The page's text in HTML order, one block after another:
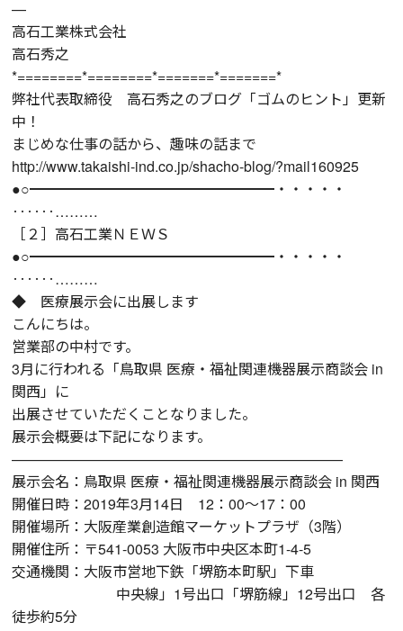
—
高石工業株式会社
高石秀之
*========*========*=======*=======*
弊社代表取締役 高石秀之のブログ「ゴムのヒント」更新
中！
まじめな仕事の話から、趣味の話まで
http://www.takaishi-ind.co.jp/shacho-blog/?mail160925
●○━━━━━━━━━━━━━━━━━・・・・・
‥‥‥………
［２］高石工業ＮＥＷＳ
●○━━━━━━━━━━━━━━━━━・・・・・
‥‥‥………
◆ 医療展示会に出展します
こんにちは。
営業部の中村です。
3月に行われる「鳥取県 医療・福祉関連機器展示商談会 in
関西」に
出展させていただくことなりました。
展示会概要は下記になります。
———————————————————————
展示会名：鳥取県 医療・福祉関連機器展示商談会 in 関西
開催日時：2019年3月14日 12：00～17：00
開催場所：大阪産業創造館マーケットプラザ（3階）
開催住所：〒541-0053 大阪市中央区本町1-4-5
交通機関：大阪市営地下鉄「堺筋本町駅」下車
中央線」1号出口「堺筋線」12号出口 各
徒歩約5分